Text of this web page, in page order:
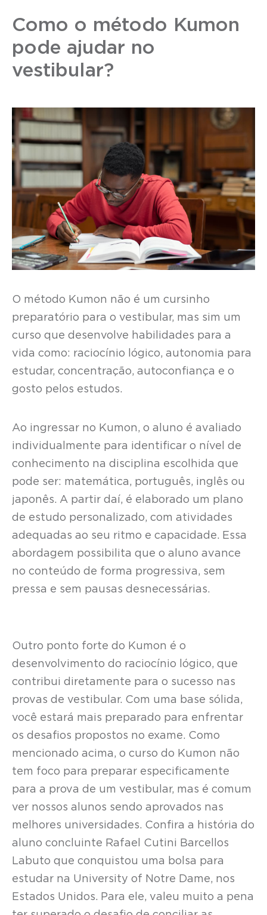
Como o método Kumon
pode ajudar no
vestibular?
O método Kumon não é um cursinho
preparatório para o vestibular, mas sim um
curso que desenvolve habilidades para a
vida como: raciocínio lógico, autonomia para
estudar, concentração, autoconfiança e o
gosto pelos estudos.
Ao ingressar no Kumon, o aluno é avaliado
individualmente para identificar o nível de
conhecimento na disciplina escolhida que
pode ser: matemática, português, inglês ou
japonês. A partir daí, é elaborado um plano
de estudo personalizado, com atividades
adequadas ao seu ritmo e capacidade. Essa
abordagem possibilita que o aluno avance
no conteúdo de forma progressiva, sem
pressa e sem pausas desnecessárias.
Outro ponto forte do Kumon é o
desenvolvimento do raciocínio lógico, que
contribui diretamente para o sucesso nas
provas de vestibular. Com uma base sólida,
você estará mais preparado para enfrentar
os desafios propostos no exame. Como
mencionado acima, o curso do Kumon não
tem foco para preparar especificamente
para a prova de um vestibular, mas é comum
ver nossos alunos sendo aprovados nas
melhores universidades. Confira a história do
aluno concluinte Rafael Cutini Barcellos
Labuto que conquistou uma bolsa para
estudar na University of Notre Dame, nos
Estados Unidos. Para ele, valeu muito a pena